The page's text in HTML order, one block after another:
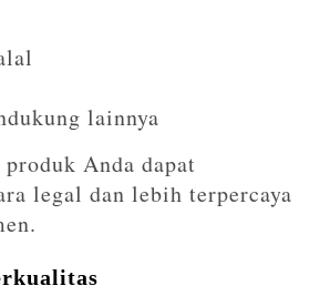
lainnya
Anda dapat
legal dan lebih terpercaya